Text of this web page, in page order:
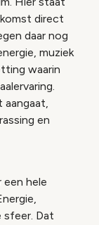
direct
daar nog
muziek
waarin
aangaat,
en
hele
sfeer. Dat